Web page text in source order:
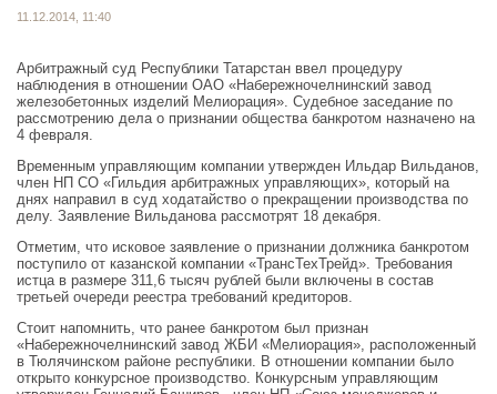
11.12.2014, 11:40
Арбитражный суд Республики Татарстан ввел процедуру
наблюдения в отношении ОАО «Набережночелнинский завод
железобетонных изделий Мелиорация». Судебное заседание по
рассмотрению дела о признании общества банкротом назначено на
4 февраля.
Временным управляющим компании утвержден Ильдар Вильданов,
член НП СО «Гильдия арбитражных управляющих», который на
днях направил в суд ходатайство о прекращении производства по
делу. Заявление Вильданова рассмотрят 18 декабря.
Отметим, что исковое заявление о признании должника банкротом
поступило от казанской компании «ТрансТехТрейд». Требования
истца в размере 311,6 тысяч рублей были включены в состав
третьей очереди реестра требований кредиторов.
Стоит напомнить, что ранее банкротом был признан
«Набережночелнинский завод ЖБИ «Мелиорация», расположенный
в Тюлячинском районе республики. В отношении компании было
открыто конкурсное производство. Конкурсным управляющим